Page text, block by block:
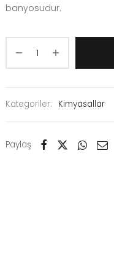
banyosudur.
Kategoriler: Kimyasallar
Paylaş